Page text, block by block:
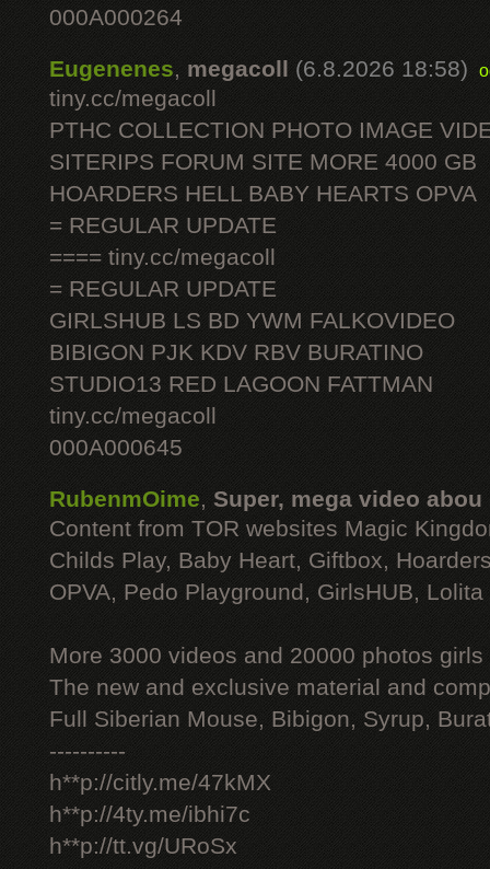
000A000264
Eugenenes, megacoll (6.8.2026 18:58)
tiny.cc/megacoll
PTHC COLLECTION PHOTO IMAGE
SITERIPS FORUM SITE MORE 4000 GB
HOARDERS HELL BABY HEARTS OPVA
= REGULAR UPDATE
==== tiny.cc/megacoll
= REGULAR UPDATE
GIRLSHUB LS BD YWM FALKOVIDEO
BIBIGON PJK KDV RBV BURATINO
STUDIO13 RED LAGOON FATTMAN
tiny.cc/megacoll
000A000645
RubenmOime, Super, mega video abou
Content from TOR websites Magic
Childs Play, Baby Heart, Giftbox,
OPVA, Pedo Playground, GirlsHUB, Lolita
More 3000 videos and 20000 photos
The new and exclusive material and
Full Siberian Mouse, Bibigon, Syrup,
----------
h**p://citly.me/47kMX
h**p://4ty.me/ibhi7c
h**p://tt.vg/URoSx